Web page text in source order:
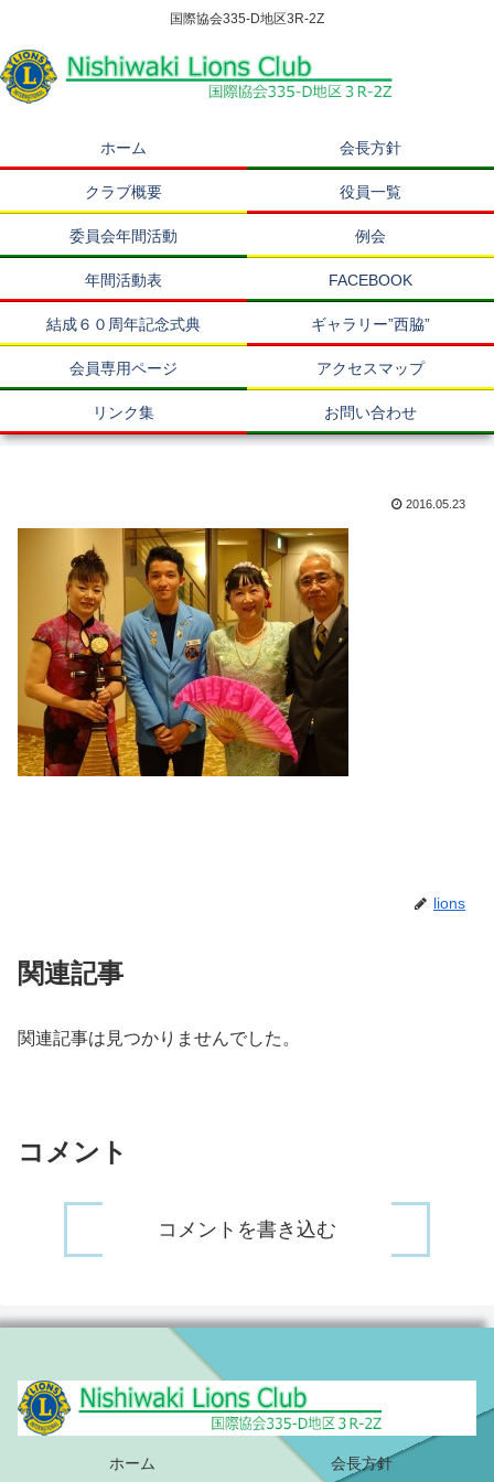
国際協会335-D地区3R-2Z
ホーム 会長方針
クラブ概要 役員一覧
委員会年間活動 例会
年間活動表 FACEBOOK
結成６０周年記念式典 ギャラリー”西脇”
会員専用ページ アクセスマップ
リンク集 お問い合わせ
2016.05.23
lions
関連記事
関連記事は見つかりませんでした。
コメント
コメントを書き込む
ホーム 会長方針